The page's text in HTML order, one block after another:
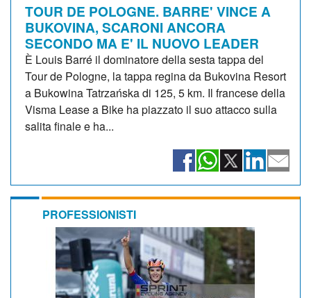
TOUR DE POLOGNE. BARRE' VINCE A
BUKOVINA, SCARONI ANCORA
SECONDO MA E' IL NUOVO LEADER
È Louis Barré il dominatore della sesta tappa del
Tour de Pologne, la tappa regina da Bukovina Resort
a Bukowina Tatrzańska di 125, 5 km. Il francese della
Visma Lease a Bike ha piazzato il suo attacco sulla
salita finale e ha...
PROFESSIONISTI